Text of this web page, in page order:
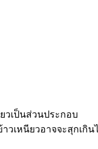
วเป็นส่วนประกอบ
เหนียวอาจจะสุกเกิน